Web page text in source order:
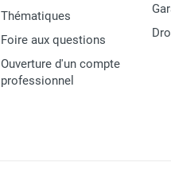
Thématiques
Foire aux questions
Ouverture d'un compte
professionnel